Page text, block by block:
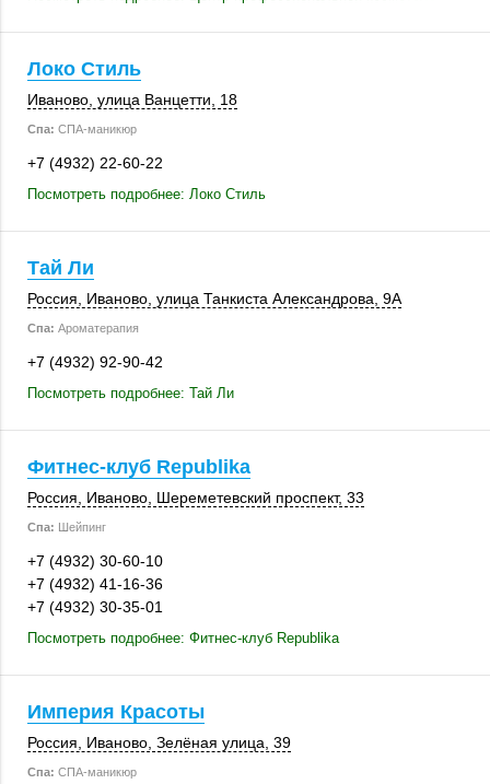
Локо Стиль
Иваново улица Ванцетти, 18
Спа: СПА-маникюр
+7 (4932) 22-60-22
Посмотреть подробнее: Локо Стиль
Тай Ли
Россия Иваново , улица Танкиста Александрова, 9А
Спа: Ароматерапия
+7 (4932) 92-90-42
Посмотреть подробнее: Тай Ли
Фитнес-клуб Republika
Россия Иваново , Шереметевский проспект, 33
Спа: Шейпинг
+7 (4932) 30-60-10
+7 (4932) 41-16-36
+7 (4932) 30-35-01
Посмотреть подробнее: Фитнес-клуб Republika
Империя Красоты
Россия Иваново Зелёная улица, 39
Спа: СПА-маникюр